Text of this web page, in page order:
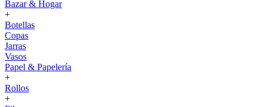
Bazar & Hogar
+
Botellas
Copas
Jarras
Vasos
Papel & Papelería
+
Rollos
+